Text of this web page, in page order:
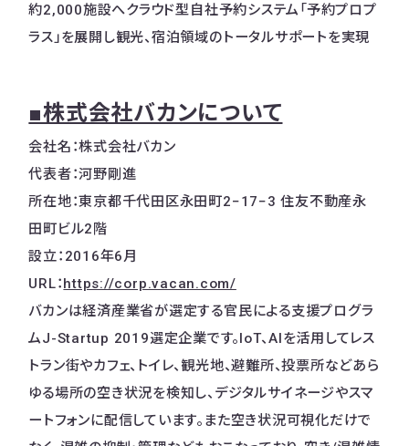
約2,000施設へクラウド型自社予約システム「予約プロプ
ラス」を展開し観光、宿泊領域のトータルサポートを実現
■株式会社バカンについて
会社名：株式会社バカン
代表者：河野剛進
所在地：東京都千代田区永田町2−17−3 住友不動産永
田町ビル2階
設立：2016年6月
URL：https://corp.vacan.com/
バカンは経済産業省が選定する官民による支援プログラ
ムJ-Startup 2019選定企業です。IoT、AIを活用してレス
トラン街やカフェ、トイレ、観光地、避難所、投票所などあら
ゆる場所の空き状況を検知し、デジタルサイネージやスマ
ートフォンに配信しています。また空き状況可視化だけで